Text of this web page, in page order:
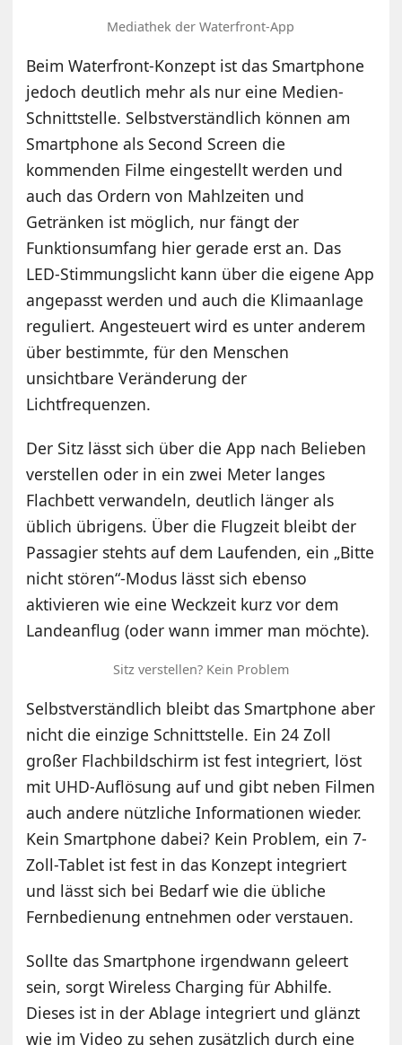
Mediathek der Waterfront-App
Beim Waterfront-Konzept ist das Smartphone
jedoch deutlich mehr als nur eine Medien-
Schnittstelle. Selbstverständlich können am
Smartphone als Second Screen die
kommenden Filme eingestellt werden und
auch das Ordern von Mahlzeiten und
Getränken ist möglich, nur fängt der
Funktionsumfang hier gerade erst an. Das
LED-Stimmungslicht kann über die eigene App
angepasst werden und auch die Klimaanlage
reguliert. Angesteuert wird es unter anderem
über bestimmte, für den Menschen
unsichtbare Veränderung der
Lichtfrequenzen.
Der Sitz lässt sich über die App nach Belieben
verstellen oder in ein zwei Meter langes
Flachbett verwandeln, deutlich länger als
üblich übrigens. Über die Flugzeit bleibt der
Passagier stehts auf dem Laufenden, ein „Bitte
nicht stören“-Modus lässt sich ebenso
aktivieren wie eine Weckzeit kurz vor dem
Landeanflug (oder wann immer man möchte).
Sitz verstellen? Kein Problem
Selbstverständlich bleibt das Smartphone aber
nicht die einzige Schnittstelle. Ein 24 Zoll
großer Flachbildschirm ist fest integriert, löst
mit UHD-Auflösung auf und gibt neben Filmen
auch andere nützliche Informationen wieder.
Kein Smartphone dabei? Kein Problem, ein 7-
Zoll-Tablet ist fest in das Konzept integriert
und lässt sich bei Bedarf wie die übliche
Fernbedienung entnehmen oder verstauen.
Sollte das Smartphone irgendwann geleert
sein, sorgt Wireless Charging für Abhilfe.
Dieses ist in der Ablage integriert und glänzt
wie im Video zu sehen zusätzlich durch eine